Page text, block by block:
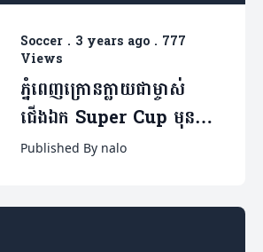
Soccer . 3 years ago . 777
Views
ភ្នំពេញក្រោនក្លាយជាម្ចាស់
ជើងឯក Super Cup មុនអ្នក
គាំទ្រជាង១មុឺននាក់ (មាន
Published By nalo